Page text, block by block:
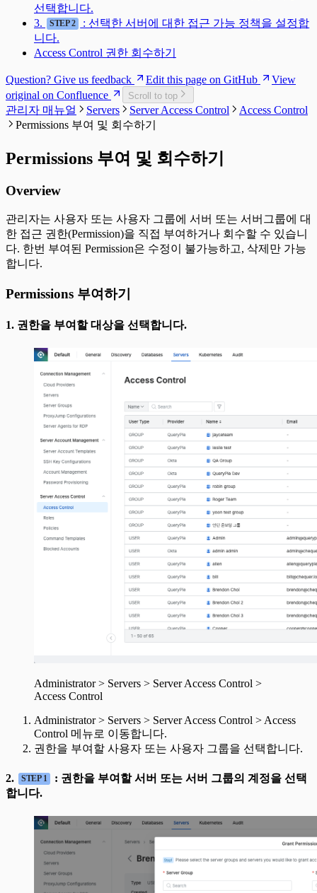
선택합니다.
3.
STEP 2
: 선택한 서버에 대한 접근 가능 정책을 설정합
니다.
Access Control 권한 회수하기
Question? Give us feedback Edit this page on GitHub
View
original on Confluence
Scroll to top
관리자 매뉴얼 Servers Server Access Control
Access Control
Permissions 부여 및 회수하기
Permissions 부여 및 회수하기
Overview
관리자는 사용자 또는 사용자 그룹에 서버 또는 서버그룹에 대
한 접근 권한(Permission)을 직접 부여하거나 회수할 수 있습니
다. 한번 부여된 Permission은 수정이 불가능하고, 삭제만 가능
합니다.
Permissions 부여하기
1. 권한을 부여할 대상을 선택합니다.
Administrator > Servers > Server Access Control >
Access Control
Administrator > Servers > Server Access Control > Access
Control 메뉴로 이동합니다.
권한을 부여할 사용자 또는 사용자 그룹을 선택합니다.
2. STEP 1
: 권한을 부여할 서버 또는 서버 그룹의 계정을 선택
합니다.